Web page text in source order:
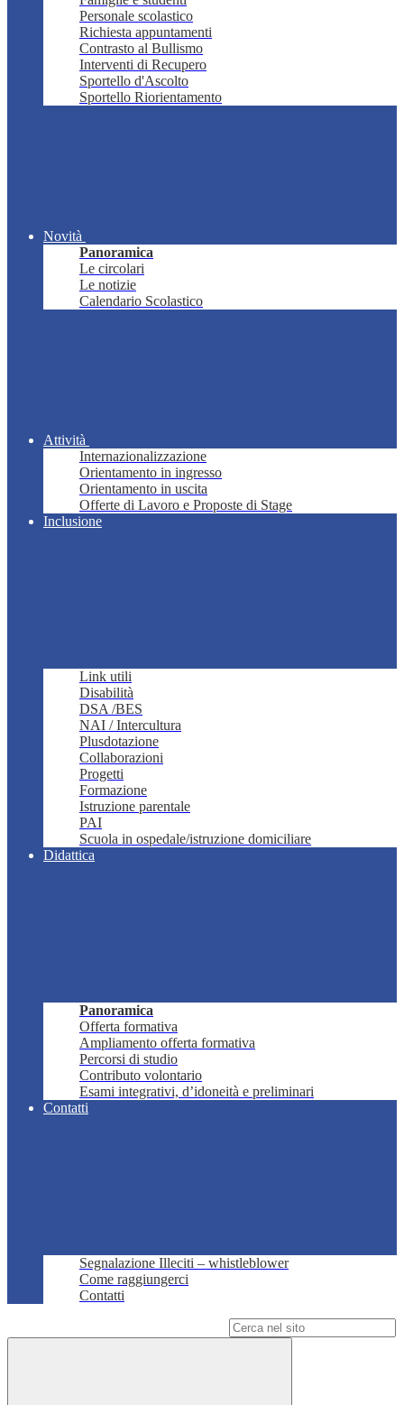
Personale scolastico
Richiesta appuntamenti
Contrasto al Bullismo
Interventi di Recupero
Sportello d'Ascolto
Sportello Riorientamento
Novità
Panoramica
Le circolari
Le notizie
Calendario Scolastico
Attività
Internazionalizzazione
Orientamento in ingresso
Orientamento in uscita
Offerte di Lavoro e Proposte di Stage
Inclusione
Link utili
Disabilità
DSA /BES
NAI / Intercultura
Plusdotazione
Collaborazioni
Progetti
Formazione
Istruzione parentale
PAI
Scuola in ospedale/istruzione domiciliare
Didattica
Panoramica
Offerta formativa
Ampliamento offerta formativa
Percorsi di studio
Contributo volontario
Esami integrativi, d’idoneità e preliminari
Contatti
Segnalazione Illeciti – whistleblower
Come raggiungerci
Contatti